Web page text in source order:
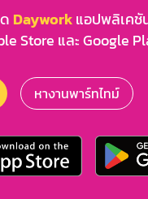
Dayworkแอปพลิเคชั
Store และ Google
หางานพาร์ทไทม์